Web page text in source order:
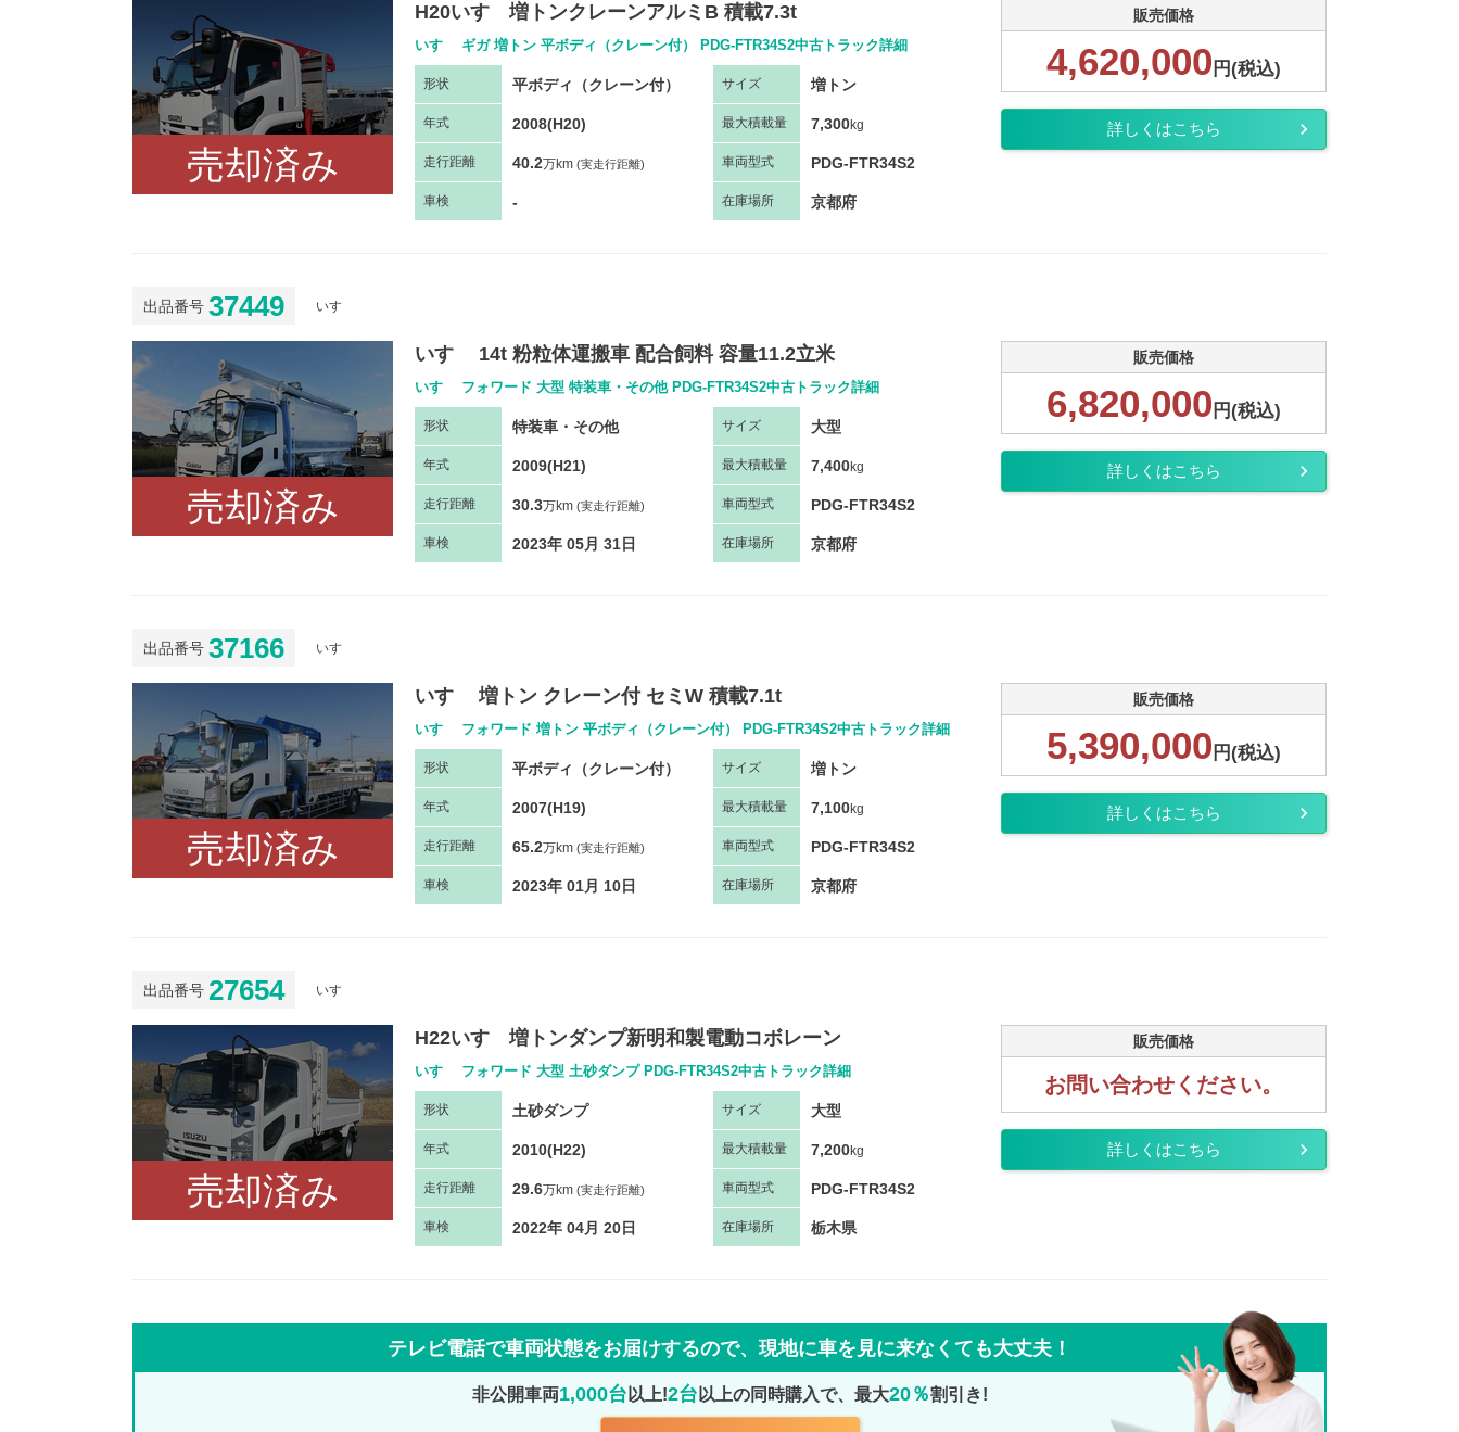
売却済み
H20いすゞ増トンクレーンアルミB 積載7.3t
いすゞ ギガ 増トン 平ボディ（クレーン付） PDG-FTR34S2中古トラック詳細
形状 平ボディ（クレーン付） サイズ 増トン
年式 2008(H20) 最大積載量 7,300kg
走行距離 40.2万km (実走行距離) 車両型式 PDG-FTR34S2
車検 - 在庫場所 京都府
販売価格
4,620,000 円(税込)
詳しくはこちら
出品番号 37449 いすゞ
売却済み
いすゞ 14t 粉粒体運搬車 配合飼料 容量11.2立米
いすゞ フォワード 大型 特装車・その他 PDG-FTR34S2中古トラック詳細
形状 特装車・その他 サイズ 大型
年式 2009(H21) 最大積載量 7,400kg
走行距離 30.3万km (実走行距離) 車両型式 PDG-FTR34S2
車検 2023年 05月 31日 在庫場所 京都府
販売価格
6,820,000 円(税込)
詳しくはこちら
出品番号 37166 いすゞ
売却済み
いすゞ 増トン クレーン付 セミW 積載7.1t
いすゞ フォワード 増トン 平ボディ（クレーン付） PDG-FTR34S2中古トラック詳細
形状 平ボディ（クレーン付） サイズ 増トン
年式 2007(H19) 最大積載量 7,100kg
走行距離 65.2万km (実走行距離) 車両型式 PDG-FTR34S2
車検 2023年 01月 10日 在庫場所 京都府
販売価格
5,390,000 円(税込)
詳しくはこちら
出品番号 27654 いすゞ
売却済み
H22いすゞ増トンダンプ新明和製電動コボレーン
いすゞ フォワード 大型 土砂ダンプ PDG-FTR34S2中古トラック詳細
形状 土砂ダンプ サイズ 大型
年式 2010(H22) 最大積載量 7,200kg
走行距離 29.6万km (実走行距離) 車両型式 PDG-FTR34S2
車検 2022年 04月 20日 在庫場所 栃木県
販売価格
お問い合わせください。
詳しくはこちら
テレビ電話で車両状態をお届けするので、 現地に車を見に来なくても大丈夫！
非公開車両1,000台 以上!2台 以上の同時購入で、最大20％割引き!